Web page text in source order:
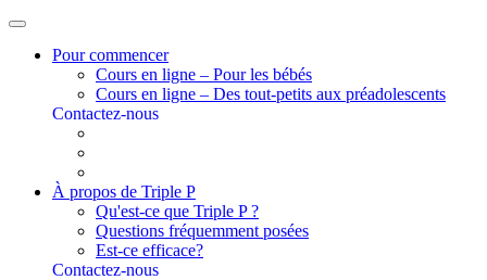
Pour commencer
Cours en ligne – Pour les bébés
Cours en ligne – Des tout-petits aux préadolescents
Contactez-nous
À propos de Triple P
Qu'est-ce que Triple P ?
Questions fréquemment posées
Est-ce efficace?
Contactez-nous